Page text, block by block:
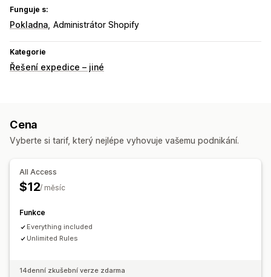
Funguje s:
Pokladna Administrátor Shopify
Kategorie
Řešení expedice – jiné
Cena
Vyberte si tarif, který nejlépe vyhovuje vašemu podnikání.
All Access
$12/ měsíc
Funkce
Everything included
Unlimited Rules
14denní zkušební verze zdarma